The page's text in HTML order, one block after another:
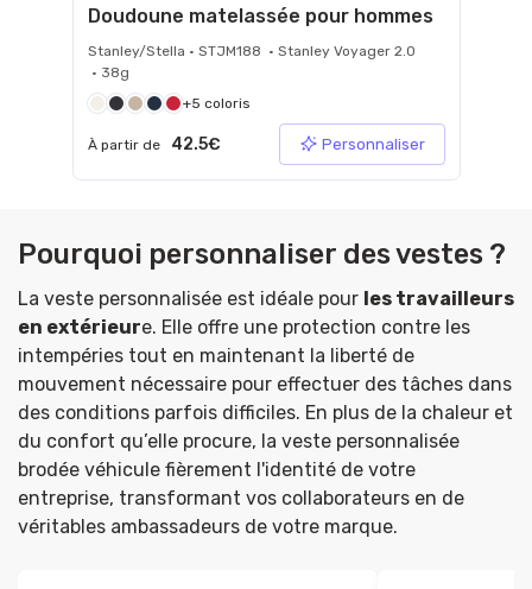
Doudoune matelassée pour hommes
Stanley/Stella • STJM188 • Stanley Voyager 2.0
• 38g
+5 coloris
À partir de 42.5€ Personnaliser
Pourquoi personnaliser des vestes ?
La veste personnalisée est idéale pour les travailleurs
en extérieure. Elle offre une protection contre les
intempéries tout en maintenant la liberté de
mouvement nécessaire pour effectuer des tâches dans
des conditions parfois difficiles. En plus de la chaleur et
du confort qu’elle procure, la veste personnalisée
brodée véhicule fièrement l'identité de votre
entreprise, transformant vos collaborateurs en de
véritables ambassadeurs de votre marque.